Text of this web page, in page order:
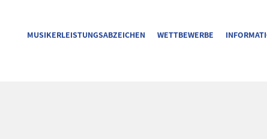
MUSIKERLEISTUNGSABZEICHEN WETTBEWERBE